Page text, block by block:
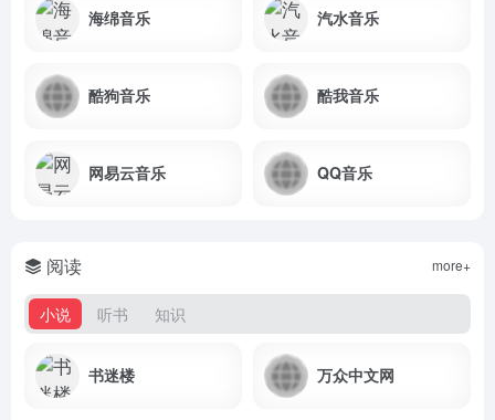
海绵音乐 汽水音乐
酷狗音乐 酷我音乐
网易云音乐 QQ音乐
阅读
小说 听书 知识
more+
书迷楼 万众中文网